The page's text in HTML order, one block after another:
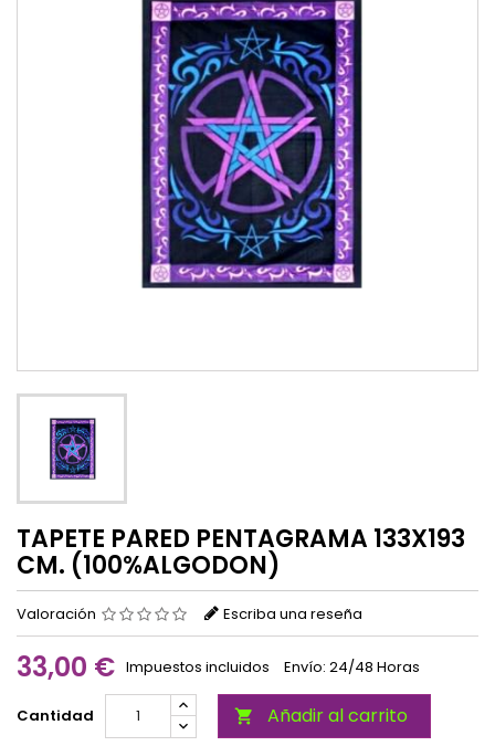
TAPETE PARED PENTAGRAMA 133X193
CM. (100%ALGODON)
Valoración Escriba una reseña
33,00 € Impuestos incluidos Envío: 24/48 Horas
Cantidad  Añadir al carrito